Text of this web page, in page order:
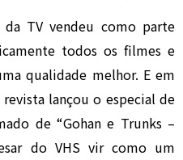
TV vendeu como parte
todos os filmes e
qualidade melhor. E em
lançou o especial de
de “Gohan e Trunks –
do VHS vir como um